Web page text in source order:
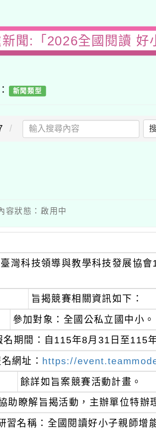
聞:「2026全國閱讀 好
新聞類型
容狀態：啟用中
灣科技領導與教學科技發展協
旨揭競賽相關資訊如下：
參加對象：全國公私立國中小。
名期間：自115年8月31日至115
網址： https://
餘詳如旨案競賽活動計畫。
助瞭解旨揭活動，主辦單位特辦
習名稱：全國閱讀好小子親師增